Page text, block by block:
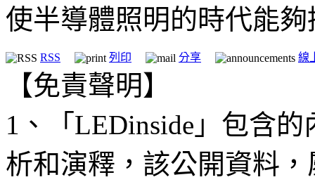
使半導體照明的時代能
RSS 列印 分享 線
【免責聲明】
1、「LEDinside」包含
析和演釋，該公開資料